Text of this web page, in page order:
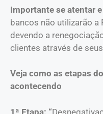
Importante se atentar
bancos não utilizarão
devendo a
clientes através de
Veja como as etapas
acontecendo
1ª Etapa: “